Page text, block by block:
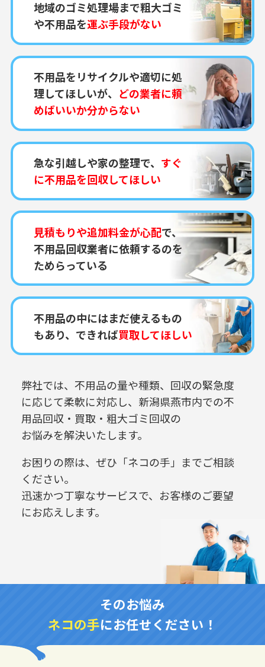
地域のゴミ処理場まで粗大ゴミ
や不用品を運ぶ手段がない
不用品をリサイクルや適切に処
理してほしいが、 どの業者に頼
めばいいか分からない
急な引越しや家の整理で、 すぐ
に不用品を回収してほしい
見積もりや追加料金が心配で、
不用品回収業者に依頼するのを
ためらっている
不用品の中にはまだ使えるもの
もあり、できれば買取してほしい
弊社では、不用品の量や種類、回収の緊急度
に応じて柔軟に対応し、 新潟県燕市内での不
用品回収・買取・粗大ゴミ回収の
お悩みを解決いたします。
お困りの際は、ぜひ「ネコの手」までご相談
ください。
迅速かつ丁寧なサービスで、お客様のご要望
にお応えします。
そのお悩み
ネコの手にお任せください！